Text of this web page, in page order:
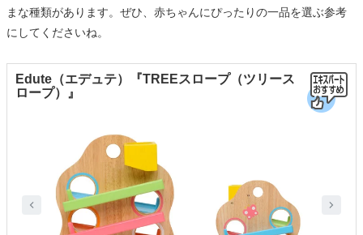
まな種類があります。ぜひ、赤ちゃんにぴったりの一品を選ぶ参考
にしてくださいね。
Edute（エデュテ）『TREEスロープ（ツリース
ロープ）』